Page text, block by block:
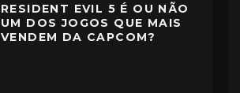
RESIDENT EVIL 5 É OU NÃO
UM DOS JOGOS QUE MAIS
VENDEM DA CAPCOM?